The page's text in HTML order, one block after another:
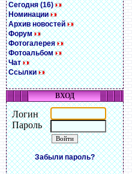
Сегодня (16)
Номинации
Архив новостей
Форум
Фотогалерея
Фотоальбом
Чат
Ссылки
ВХОД
Логин
Пароль
Забыли пароль?